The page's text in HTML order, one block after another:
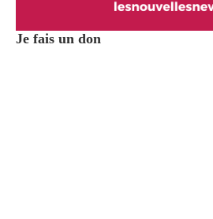
Je fais un don